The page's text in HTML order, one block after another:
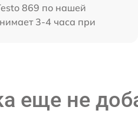
869 по нашей
3-4 часа при
еще не